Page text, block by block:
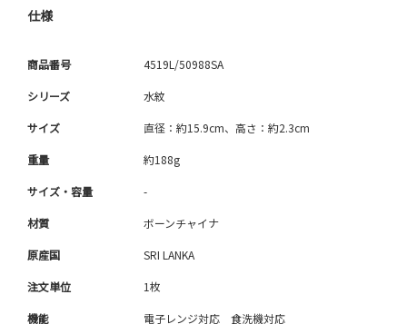
仕様
商品番号 4519L/50988SA
シリーズ 水紋
サイズ 直径：約15.9cm、高さ：約2.3cm
重量 約188g
サイズ・容量 -
材質 ボーンチャイナ
原産国 SRI LANKA
注文単位 1枚
機能 電子レンジ対応 食洗機対応